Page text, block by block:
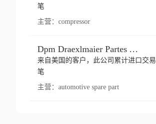
笔
主营： compressor
Dpm Draexlmaier Partes Automotrices Corr Ind Huejotzingo
来自美国的客户，此公司累计进口交易
笔
主营： automotive spare part